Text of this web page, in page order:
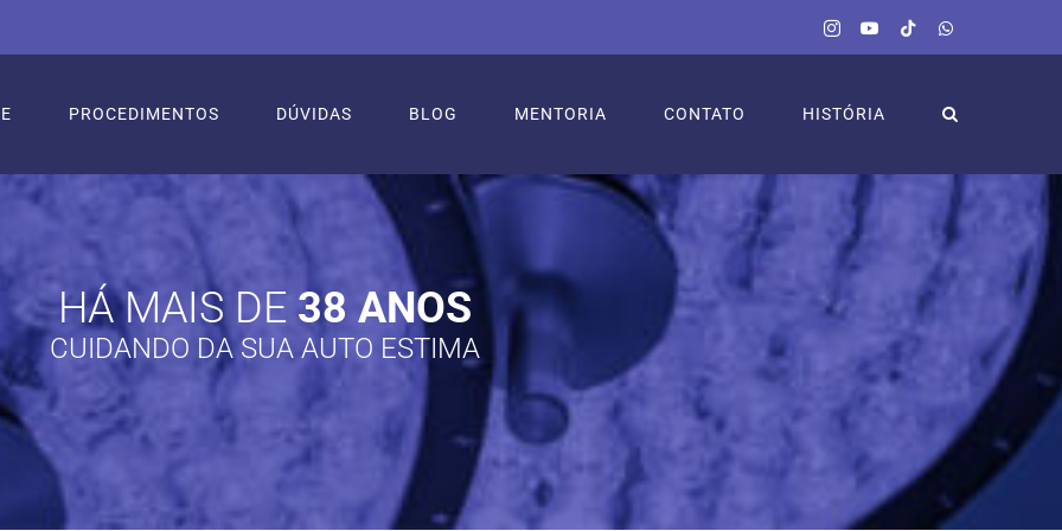
InstagramYouTubeTiktokWhatsApp
PROCEDIMENTOS DÚVIDAS BLOG MENTORIA CONTATO HISTÓRIA
HÁ MAIS DE 38 ANOS
CUIDANDO DA SUA AUTO ESTIMA